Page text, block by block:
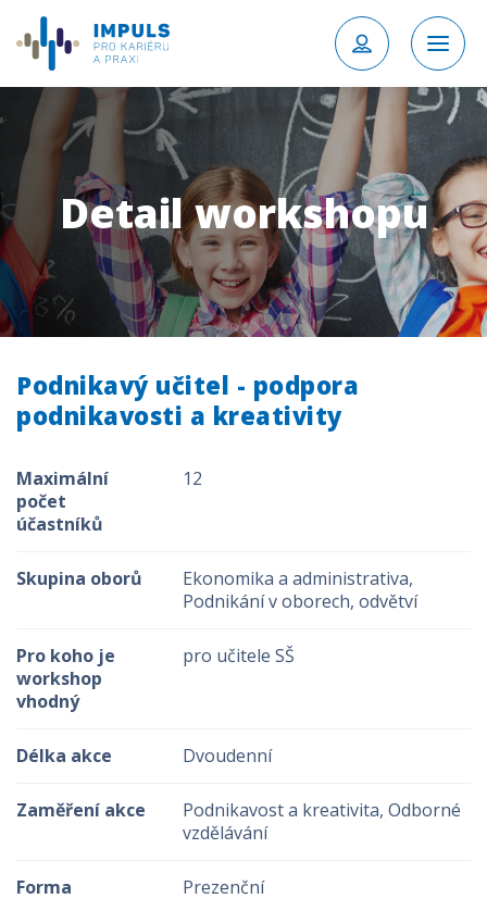
Detail workshopu
Podnikavý učitel - podpora
podnikavosti a kreativity
Maximální
počet
účastníků
12
Skupina oborů
Ekonomika a administrativa,
Podnikání v oborech, odvětví
Pro koho je
workshop
vhodný
pro učitele SŠ
Délka akce Dvoudenní
Zaměření akce
Podnikavost a kreativita, Odborné
vzdělávání
Forma Prezenční